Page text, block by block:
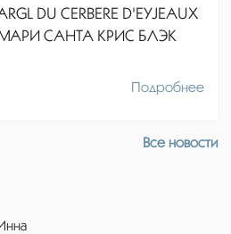
DU CERBERE D'EYJEAUX
САНТА КРИС БЛЭК
Подробнее
Все новости